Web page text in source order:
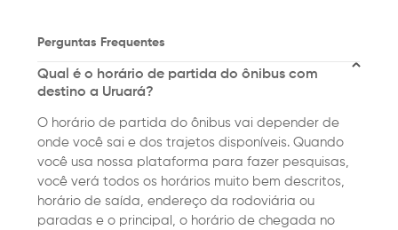
Perguntas Frequentes
Qual é o horário de partida do ônibus com
destino a Uruará?
O horário de partida do ônibus vai depender de
onde você sai e dos trajetos disponíveis. Quando
você usa nossa plataforma para fazer pesquisas,
você verá todos os horários muito bem descritos,
horário de saída, endereço da rodoviária ou
paradas e o principal, o horário de chegada no